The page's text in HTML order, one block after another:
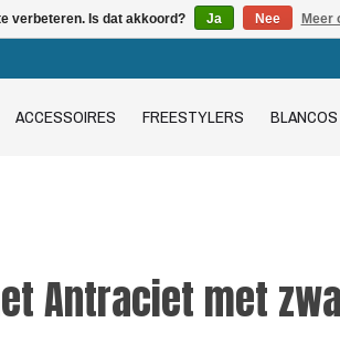
ACCESSOIRES FREESTYLERS BLANCOS
Antraciet met
verbeteren. Is dat akkoord? Ja Nee Meer